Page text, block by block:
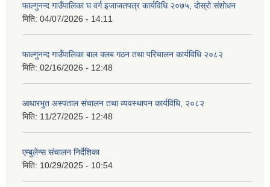
फाल्गुनन्द गाउँपालिका घ वर्ग इजाजतपत्र कार्यविधि २०७५, दोस्रो संशोधन
मिति: 04/07/2026 - 14:11
फाल्गुनन्द गाउँपालिका बाल क्लब गठन तथा परिचालन कार्यविधि २०८२
मिति: 02/16/2026 - 12:48
आधारभुत अस्पताल संचालन तथा व्यवस्थापन कार्यविधि, २०८२
मिति: 11/27/2025 - 12:48
एम्बुलेन्स संचालन निर्देशिका
मिति: 10/29/2025 - 10:54